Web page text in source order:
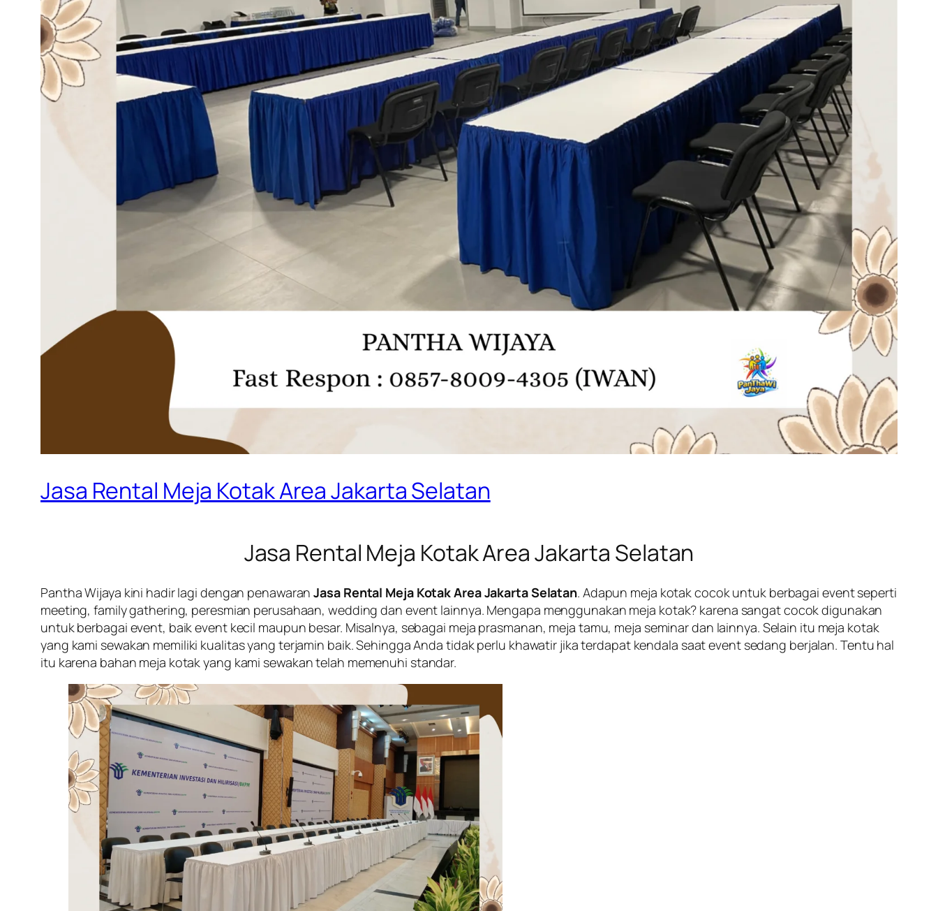
Jasa Rental Meja Kotak Area Jakarta Selatan
Jasa Rental Meja Kotak Area Jakarta Selatan
Pantha Wijaya kini hadir lagi dengan penawaranJasa Rental Meja Kotak Area Jakarta Selatan. Adapun meja kotak cocok untuk berbagai event seperti
meeting, family gathering, peresmian perusahaan, wedding dan event lainnya. Mengapa menggunakan meja kotak? karena sangat cocok digunakan
untuk berbagai event, baik event kecil maupun besar. Misalnya, sebagai meja prasmanan, meja tamu, meja seminar dan lainnya. Selain itu meja kotak
yang kami sewakan memiliki kualitas yang terjamin baik. Sehingga Anda tidak perlu khawatir jika terdapat kendala saat event sedang berjalan. Tentu hal
itu karena bahan meja kotak yang kami sewakan telah memenuhi standar.